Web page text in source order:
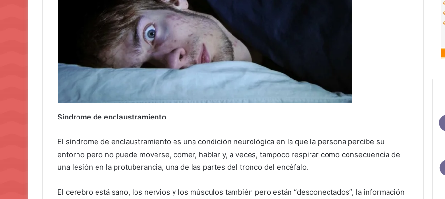
Síndrome de enclaustramiento
El síndrome de enclaustramiento es una condición neurológica en la que la persona percibe su
entorno pero no puede moverse, comer, hablar y, a veces, tampoco respirar como consecuencia de
una lesión en la protuberancia, una de las partes del tronco del encéfalo.
El cerebro está sano, los nervios y los músculos también pero están “desconectados”, la información